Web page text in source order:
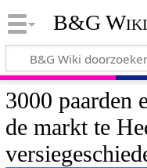
B&G Wiki
3000 paarden
de markt te